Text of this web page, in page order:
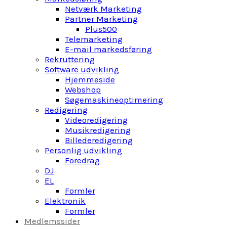
Netværk Marketing
Partner Marketing
Plus500
Telemarketing
E-mail markedsføring
Rekruttering
Software udvikling
Hjemmeside
Webshop
Søgemaskineoptimering
Redigering
Videoredigering
Musikredigering
Billederedigering
Personlig udvikling
Foredrag
DJ
EL
Formler
Elektronik
Formler
Medlemssider